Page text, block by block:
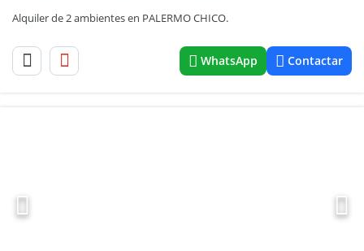
Alquiler de 2 ambientes en PALERMO CHICO.
WhatsApp Contactar